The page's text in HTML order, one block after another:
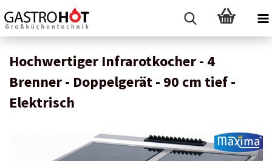
Hochwertiger Infrarotkocher - 4
Brenner - Doppelgerät - 90 cm tief -
Elektrisch